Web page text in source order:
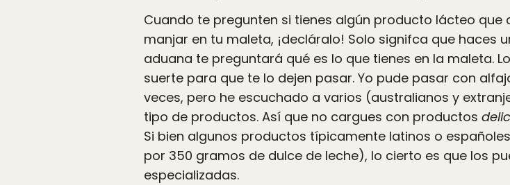
Cuando te pregunten si tienes algún producto lácteo
manjar en tu maleta, ¡decláralo! Solo signifca que haces
aduana te preguntará qué es lo que tienes en la maleta.
suerte para que te lo dejen pasar. Yo pude pasar con
veces, pero he escuchado a varios (australianos y
tipo de productos. Así que no cargues con productos
Si bien algunos productos típicamente latinos o
por 350 gramos de dulce de leche), lo cierto es que los
especializadas.